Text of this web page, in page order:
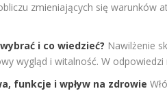
zmieniających się warunków
i co wiedzieć? Nawilżenie
wygląd i witalność. W
funkcje i wpływ na zdrowie